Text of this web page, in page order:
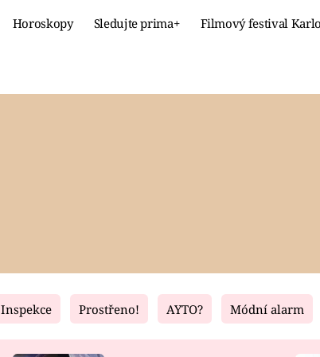
Horoskopy Sledujte prima+ Filmový festival
Fresh Living
Inspekce Prostřeno! AYTO? Módní alarm